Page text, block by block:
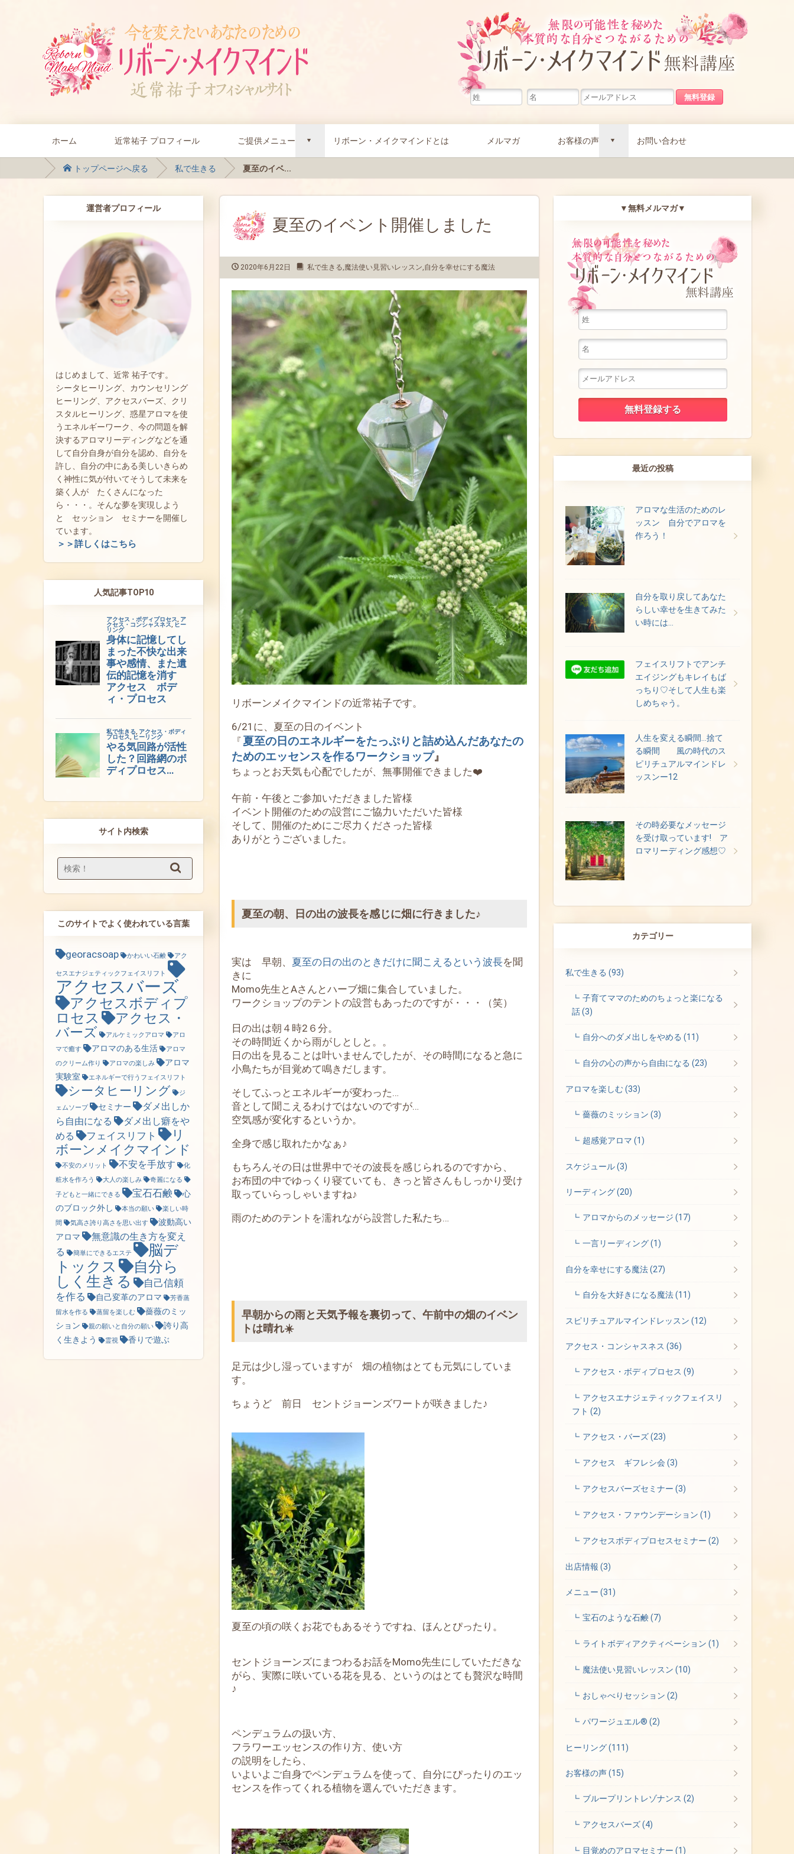
ホーム 近常祐子 プロフィール ご提供メニュー d リボーン・メイクマインドとは メルマガ お客様の声 d お問い合わせ
トップページへ戻る 私で生きる 夏至のイベ...
夏至のイベント開催しました
2020年6月22日 私で生きる,魔法使い見習いレッスン,自分を幸せにする魔法
リボーンメイクマインドの近常祐子です。
6/21に、夏至の日のイベント
『 夏至の日のエネルギーをたっぷりと詰め込んだあなたの
ためのエッセンスを作るワークショップ』
ちょっとお天気も心配でしたが、無事開催できました❤️
午前・午後とご参加いただきました皆様
イベント開催のための設営にご協力いただいた皆様
そして、開催のためにご尽力くださった皆様
ありがとうございました。
夏至の朝、日の出の波長を感じに畑に行きました♪
実は 早朝、 夏至の日の出のときだけに聞こえるという波長を聞
きに
Momo先生とAさんとハーブ畑に集合していました。
ワークショップのテントの設営もあったのですが・・・（笑）
日の出は朝４時2６分。
その時間近くから雨がしとしと。。
日の出を見ることは叶いませんでしたが、その時間になると急に
小鳥たちが目覚めて鳴きだします。
そしてふっとエネルギーが変わった…
音として聞こえるわけではないのですが…
空気感が変化するというか。
全身で感じ取れたかなぁ♪
もちろんその日は世界中でその波長を感じられるのですから、
お布団の中でゆっくり寝ていても、きっと皆さんもしっかり受け
取っていらっしゃいますね♪
雨のためのテントを濡れながら設営した私たち…
早朝からの雨と天気予報を裏切って、午前中の畑のイベン
トは晴れ☀️
足元は少し湿っていますが 畑の植物はとても元気にしていま
す。
ちょうど 前日 セントジョーンズワートが咲きました♪
夏至の頃の咲くお花でもあるそうですね、ほんとぴったり。
セントジョーンズにまつわるお話をMomo先生にしていただきな
がら、実際に咲いている花を見る、というのはとても贅沢な時間
♪
ペンデュラムの扱い方、
フラワーエッセンスの作り方、使い方
の説明をしたら、
いよいよご自身でペンデュラムを使って、自分にぴったりのエッ
センスを作ってくれる植物を選んでいただきます。
運営者プロフィール
はじめまして、近常 祐子です。
シータヒーリング、カウンセリング
ヒーリング、アクセスバーズ、クリ
スタルヒーリング、惑星アロマを使
うエネルギーワーク、今の問題を解
決するアロマリーディングなどを通
して自分自身が自分を認め、自分を
許し、自分の中にある美しいきらめ
く神性に気が付いてそうして未来を
築く人が たくさんになった
ら・・・。そんな夢を実現しよう
と セッション セミナーを開催し
ています。
＞＞詳しくはこちら
人気記事TOP10
サイト内検索
このサイトでよく使われている言葉
georacsoap かわいい石鹸 アク
セスエナジェティックフェイスリフト
アクセスバーズ
アクセスボディプ
ロセス
アクセス・
バーズ
アルケミックアロマ
アロ
マで癒す
アロマのある生活
アロマ
のクリーム作り
アロマの楽しみ
アロマ
実験室
エネルギーで行うフェイスリフト
シータヒーリング
ジ
ェムソープ
セミナー
ダメ出しか
ら自由になる
ダメ出し癖をや
める
フェイスリフト
リ
ボーンメイクマインド
不安のメリット 不安を手放す
化
粧水を作ろう
大人の楽しみ
奇麗になる
子どもと一緒にできる
宝石石鹸
心
のブロック外し
本当の願い
楽しい時
間
気高さ誇り高さを思い出す
波動高い
アロマ
無意識の生き方を変え
る
簡単にできるエステ
脳デ
トックス
自分ら
しく生きる
自己信頼
を作る
自己変革のアロマ
芳香蒸
留水を作る
蒸留を楽しむ
薔薇のミッ
ション
親の願いと自分の願い
誇り高
く生きよう
霊視 香りで遊ぶ
▼無料メルマガ▼
最近の投稿
アロマな生活のためのレ
ッスン 自分でアロマを
作ろう！
自分を取り戻してあなた
らしい幸せを生きてみた
い時には…
フェイスリフトでアンチ
エイジングもキレイもば
っちり♡そして人生も楽
しめちゃう。
人生を変える瞬間…捨て
る瞬間 風の時代のス
ピリチュアルマインドレ
ッスンー12
その時必要なメッセージ
を受け取っています! ア
ロマリーディング感想♡
カテゴリー
私で生きる (93)
子育てママのためのちょっと楽になる
話(3)
自分へのダメ出しをやめる(11)
自分の心の声から自由になる(23)
アロマを楽しむ(33)
薔薇のミッション(3)
超感覚アロマ(1)
スケジュール(3)
リーディング(20)
アロマからのメッセージ(17)
一言リーディング(1)
自分を幸せにする魔法(27)
自分を大好きになる魔法(11)
スピリチュアルマインドレッスン (12)
アクセス・コンシャスネス (36)
アクセス・ボディプロセス(9)
アクセスエナジェティックフェイスリ
フト(2)
アクセス・バーズ(23)
アクセス ギフレシ会(3)
アクセスバーズセミナー(3)
アクセス・ファウンデーション(1)
アクセスボディプロセスセミナー(2)
出店情報 (3)
メニュー (31)
宝石のような石鹸(7)
ライトボディアクティベーション(1)
魔法使い見習いレッスン(10)
おしゃべりセッション(2)
パワージュエル®(2)
ヒーリング(111)
お客様の声(15)
ブループリントレゾナンス(2)
アクセスバーズ(4)
目覚めのアロマセミナー(1)